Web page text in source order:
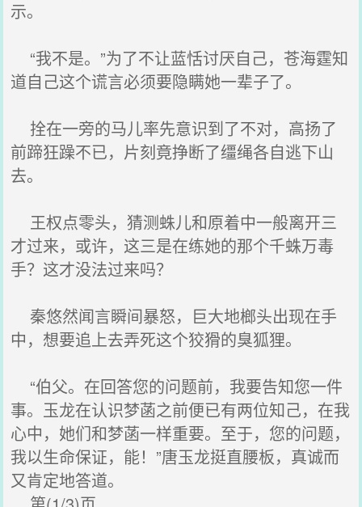
示。
“我不是。”为了不让蓝恬讨厌自己，苍海霆知
道自己这个谎言必须要隐瞒她一辈子了。
拴在一旁的马儿率先意识到了不对，高扬了
前蹄狂躁不已，片刻竟挣断了缰绳各自逃下山
去。
王权点零头，猜测蛛儿和原着中一般离开三
才过来，或许，这三是在练她的那个千蛛万毒
手？这才没法过来吗？
秦悠然闻言瞬间暴怒，巨大地榔头出现在手
中，想要追上去弄死这个狡猾的臭狐狸。
“伯父。在回答您的问题前，我要告知您一件
事。玉龙在认识梦菡之前便已有两位知己，在我
心中，她们和梦菡一样重要。至于，您的问题，
我以生命保证，能！”唐玉龙挺直腰板，真诚而
又肯定地答道。